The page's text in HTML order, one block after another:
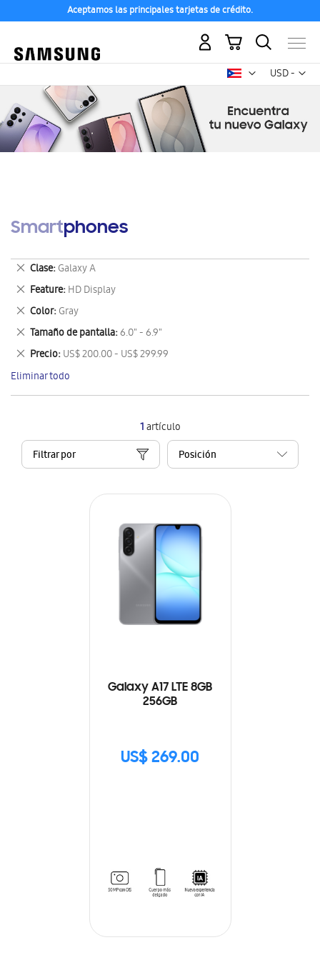
Aceptamos las principales tarjetas de crédito.
USD -
dólar
Mi carrito
Smartphones
1artículo
Filtrar por
Galaxy A17 LTE 8GB
256GB
US$ 269.00
Clase Galaxy A
Eliminar
este
artículo
Feature HD Display
Eliminar
este
artículo
Color Gray
Eliminar
este
artículo
Tamaño de pantalla 6.0" - 6.9"
Eliminar
este
artículo
Precio US$ 200.00 - US$ 299.99
Eliminar
este
artículo
Eliminar todo